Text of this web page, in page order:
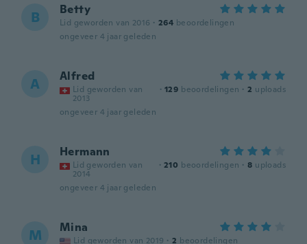
B Betty
Lid geworden van 2016 · 264 beoordelingen
ongeveer 4 jaar geleden
A Alfred
Lid geworden van
2013
· 129 beoordelingen · 2 uploads
ongeveer 4 jaar geleden
H Hermann
Lid geworden van
2014
· 210 beoordelingen · 8 uploads
ongeveer 4 jaar geleden
M Mina
Lid geworden van 2019 · 2 beoordelingen